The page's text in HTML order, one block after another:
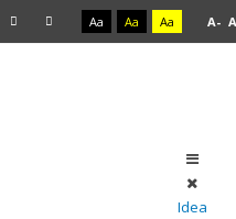
Aa Aa Aa A- A
Idea